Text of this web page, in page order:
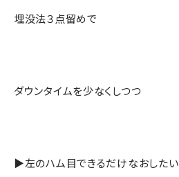
埋没法３点留めで
ダウンタイムを少なくしつつ
▶左のハム目できるだけなおしたい